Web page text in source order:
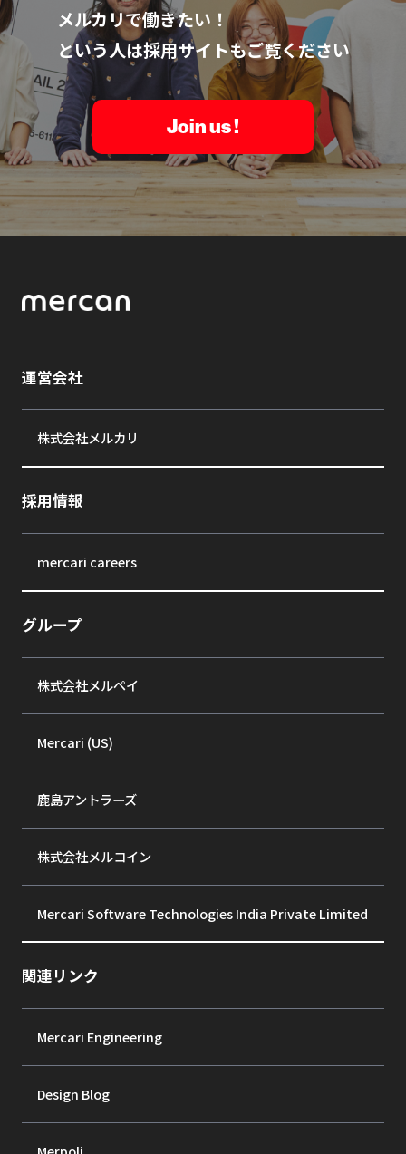
メルカリで働きたい！
という人は採用サイトもご覧ください
Join us !
運営会社
株式会社メルカリ
採用情報
mercari careers
グループ
株式会社メルペイ
Mercari (US)
鹿島アントラーズ
株式会社メルコイン
Mercari Software Technologies India Private Limited
関連リンク
Mercari Engineering
Design Blog